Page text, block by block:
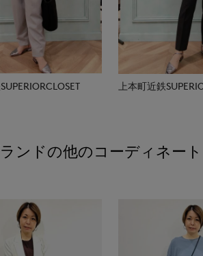
上本町近鉄
ンドの他のコーディネート